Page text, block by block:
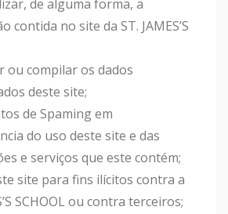
de alguma forma, a
contida no site da ST. JAMES’S
ou compilar os dados
deste site;
de Spaming em
do uso deste site e das
e serviços que este contém;
site para fins ilícitos contra a
SCHOOL ou contra terceiros;